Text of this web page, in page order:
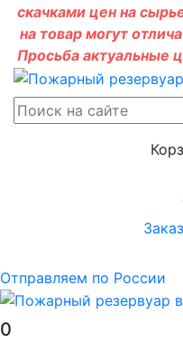
скачками цен на
на товар могут
Просьба актуальные
Отправляем по России
0